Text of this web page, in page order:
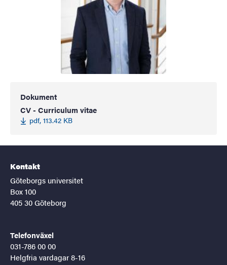
Dokument
CV - Curriculum vitae
pdf, 113.42 KB
Kontakt
Göteborgs universitet
Box 100
405 30 Göteborg
Telefonväxel
031-786 00 00
Helgfria vardagar 8-16